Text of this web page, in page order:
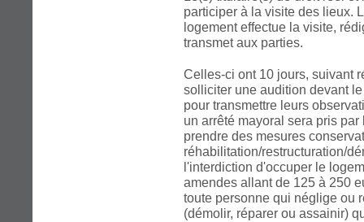
participer à la visite des lieux.
logement effectue la visite,
transmet aux parties.
Celles-ci ont 10 jours, suivant
solliciter une audition devant
pour transmettre leurs
un arrêté mayoral sera pris
prendre des mesures
réhabilitation/restructuration/
l'interdiction d'occuper le
amendes allant de 125 à 250
toute personne qui néglige ou
(démolir, réparer ou assainir)